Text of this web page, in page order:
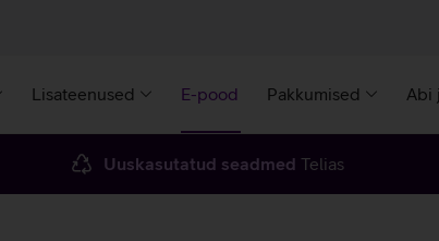
Lisateenused E-pood Pakkumised Abi
Uuskasutatud seadmed Telias